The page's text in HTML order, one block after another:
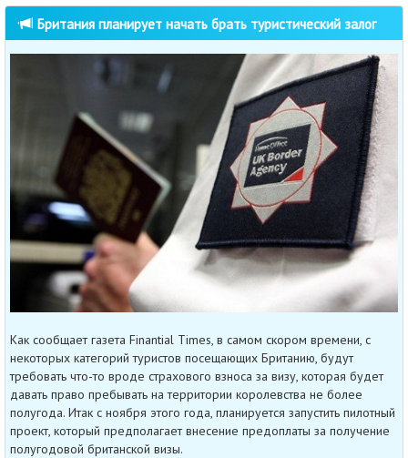
Британия планирует начать брать туристический залог
Как сообщает газета Finantial Times, в самом скором времени, с
некоторых категорий туристов посещающих Британию, будут
требовать что-то вроде страхового взноса за визу, которая будет
давать право пребывать на территории королевства не более
полугода. Итак с ноября этого года, планируется запустить пилотный
проект, который предполагает внесение предоплаты за получение
полугодовой британской визы.